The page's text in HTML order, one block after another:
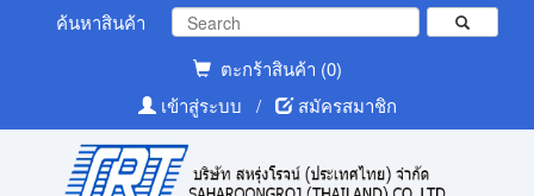
ค้นหาสินค้า
ตะกร้าสินค้า (0)
เข้าสู่ระบบ
/ สมัครสมาชิก